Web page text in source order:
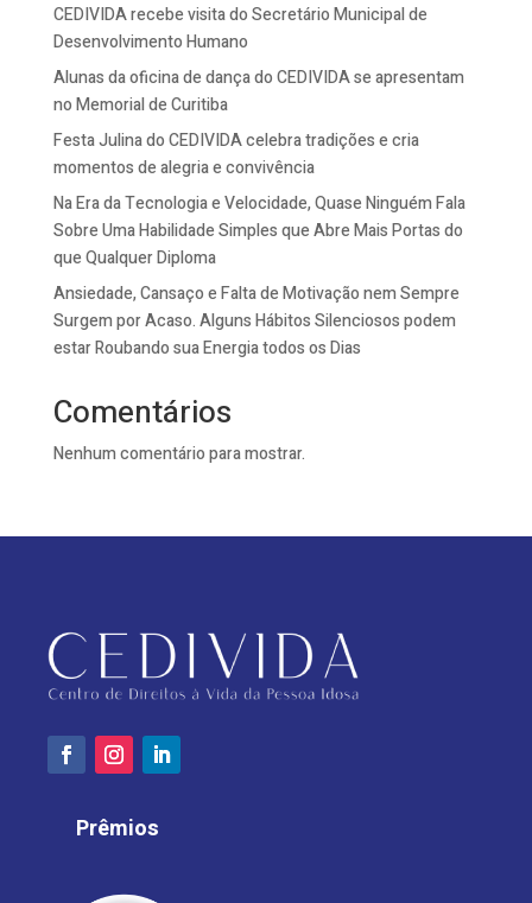
CEDIVIDA recebe visita do Secretário Municipal de
Desenvolvimento Humano
Alunas da oficina de dança do CEDIVIDA se apresentam
no Memorial de Curitiba
Festa Julina do CEDIVIDA celebra tradições e cria
momentos de alegria e convivência
Na Era da Tecnologia e Velocidade, Quase Ninguém Fala
Sobre Uma Habilidade Simples que Abre Mais Portas do
que Qualquer Diploma
Ansiedade, Cansaço e Falta de Motivação nem Sempre
Surgem por Acaso. Alguns Hábitos Silenciosos podem
estar Roubando sua Energia todos os Dias
Comentários
Nenhum comentário para mostrar.
Prêmios